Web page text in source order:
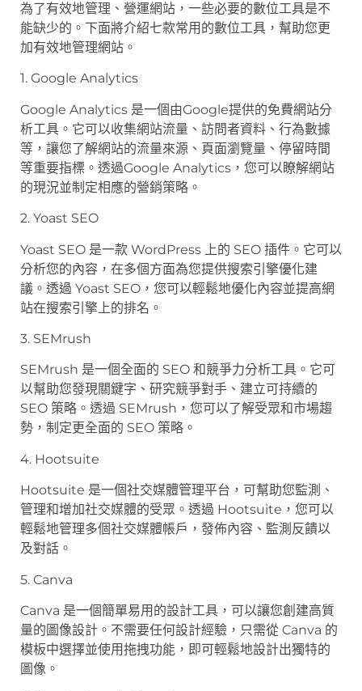
為了有效地管理、營運網站，一些必要的數位工具是不
能缺少的。下面將介紹七款常用的數位工具，幫助您更
加有效地管理網站。
1. Google Analytics
Google Analytics 是一個由Google提供的免費網站分
析工具。它可以收集網站流量、訪問者資料、行為數據
等，讓您了解網站的流量來源、頁面瀏覽量、停留時間
等重要指標。透過Google Analytics，您可以瞭解網站
的現況並制定相應的營銷策略。
2. Yoast SEO
Yoast SEO 是一款 WordPress 上的 SEO 插件。它可以
分析您的內容，在多個方面為您提供搜索引擎優化建
議。透過 Yoast SEO，您可以輕鬆地優化內容並提高網
站在搜索引擎上的排名。
3. SEMrush
SEMrush 是一個全面的 SEO 和競爭力分析工具。它可
以幫助您發現關鍵字、研究競爭對手、建立可持續的
SEO 策略。透過 SEMrush，您可以了解受眾和市場趨
勢，制定更全面的 SEO 策略。
4. Hootsuite
Hootsuite 是一個社交媒體管理平台，可幫助您監測、
管理和增加社交媒體的受眾。透過 Hootsuite，您可以
輕鬆地管理多個社交媒體帳戶，發佈內容、監測反饋以
及對話。
5. Canva
Canva 是一個簡單易用的設計工具，可以讓您創建高質
量的圖像設計。不需要任何設計經驗，只需從 Canva 的
模板中選擇並使用拖拽功能，即可輕鬆地設計出獨特的
圖像。